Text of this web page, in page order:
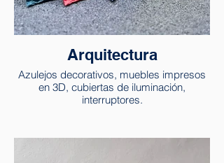
Arquitectura
Azulejos decorativos, muebles impresos
en 3D, cubiertas de iluminación,
interruptores.